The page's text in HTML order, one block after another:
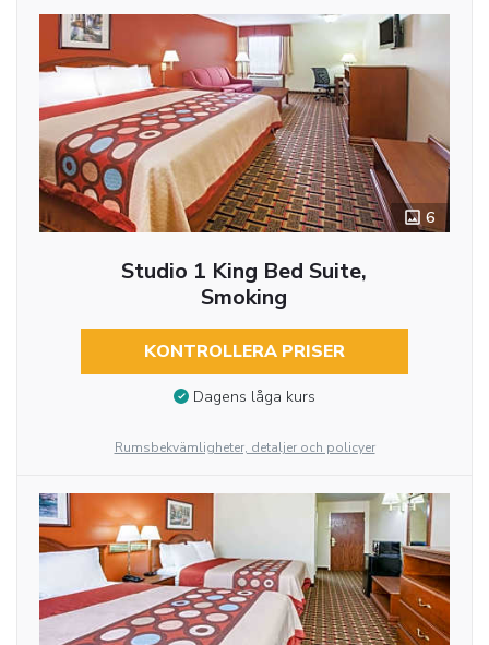
6
Studio 1 King Bed Suite,
Smoking
KONTROLLERA PRISER
Dagens låga kurs
Rumsbekvämligheter, detaljer och policyer